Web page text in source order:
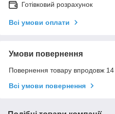
Готівковий розрахунок
Всі умови оплати
Умови повернення
Повернення товару впродовж 14
Всі умови повернення